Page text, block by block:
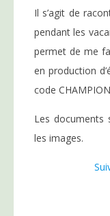
Il s’agit de
pendant les
permet de me
en production
code
Les documents
les images.